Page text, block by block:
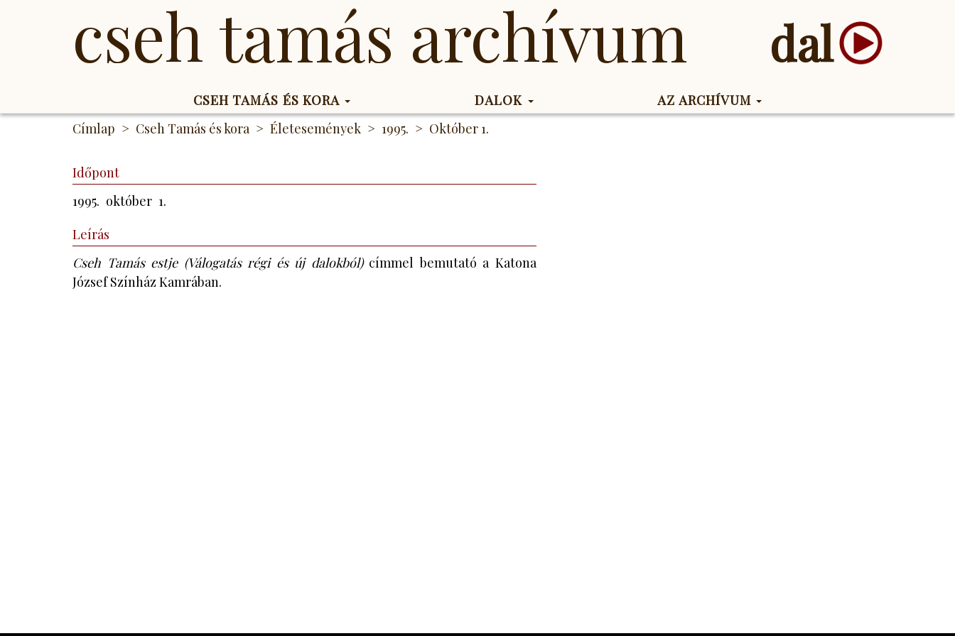
cseh tamás archívum dal
CSEH TAMÁS ÉS KORA DALOK
AZ ARCHÍVUM
Címlap
Cseh Tamás és kora Életesemények 1995. Október 1.
Időpont
1995. október 1.
Leírás
Cseh Tamás estje (Válogatás régi és új dalokból)címmel bemutató a Katona
József Színház Kamrában.